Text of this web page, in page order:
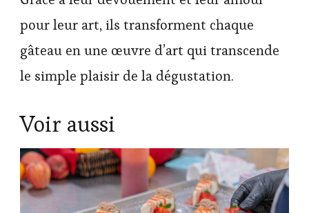
pour leur art, ils transforment chaque
gâteau en une œuvre d’art qui transcende
le simple plaisir de la dégustation.
Voir aussi